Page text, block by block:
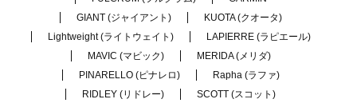
GIANT (ジャイアント)
KUOTA (クオータ)
Lightweight (ライトウェイト)
LAPIERRE (ラピエール)
MAVIC (マビック)
MERIDA (メリダ)
PINARELLO (ピナレロ)
Rapha (ラファ)
RIDLEY (リドレー)
SCOTT (スコット)